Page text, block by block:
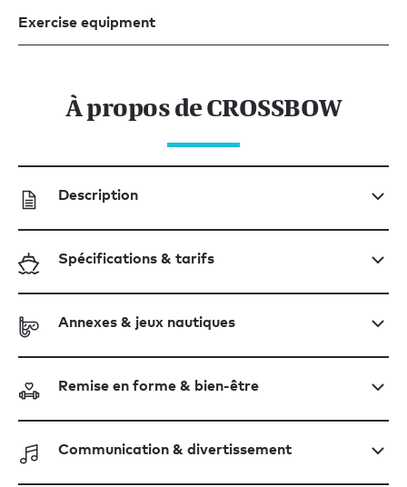
Exercise equipment
À propos de CROSSBOW
Description
Spécifications & tarifs
Annexes & jeux nautiques
Remise en forme & bien-être
Communication & divertissement